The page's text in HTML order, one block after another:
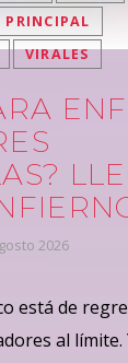
PRINCIPAL
VIRALES
2026
está de
al límite.